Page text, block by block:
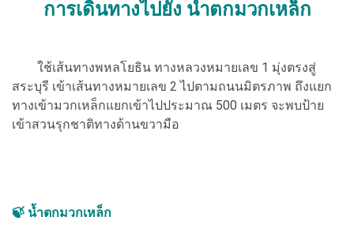
การเดินทางไปยัง น้ำตกมวกเหล็ก
ใช้เส้นทางพหลโยธิน ทางหลวงหมายเลข 1 มุ่งตรงสู่
สระบุรี เข้าเส้นทางหมายเลข 2 ไปตามถนนมิตรภาพ ถึงแยก
ทางเข้ามวกเหล็กแยกเข้าไปประมาณ 500 เมตร จะพบป้าย
เข้าสวนรุกชาติทางด้านขวามือ
🍃 น้ำตกมวกเหล็ก